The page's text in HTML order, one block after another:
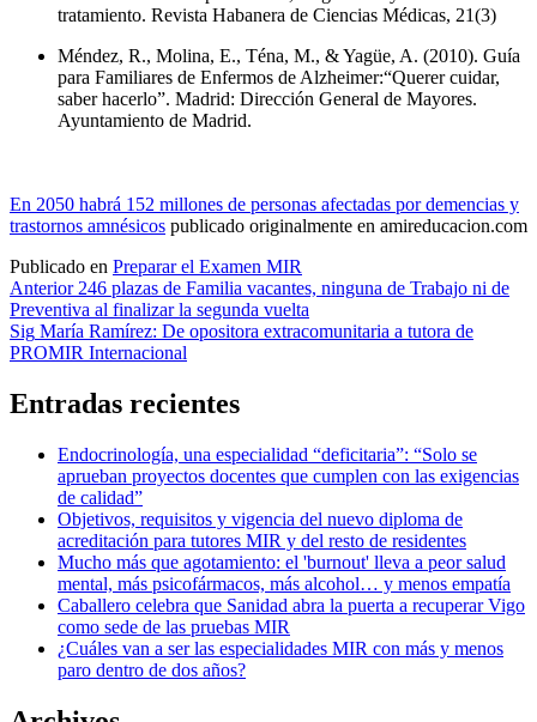
tratamiento. Revista Habanera de Ciencias Médicas, 21(3)
Méndez, R., Molina, E., Téna, M., & Yagüe, A. (2010). Guía
para Familiares de Enfermos de Alzheimer:“Querer cuidar,
saber hacerlo”. Madrid: Dirección General de Mayores.
Ayuntamiento de Madrid.
En 2050 habrá 152 millones de personas afectadas por demencias y
trastornos amnésicos publicado originalmente en amireducacion.com
Publicado en Preparar el Examen MIR
Navegación
de
entradas
Anterior 246 plazas de Familia vacantes, ninguna de Trabajo ni de
Preventiva al finalizar la segunda vuelta
Sig María Ramírez: De opositora extracomunitaria a tutora de
PROMIR Internacional
Entradas recientes
Endocrinología, una especialidad “deficitaria”: “Solo se
aprueban proyectos docentes que cumplen con las exigencias
de calidad”
Objetivos, requisitos y vigencia del nuevo diploma de
acreditación para tutores MIR y del resto de residentes
Mucho más que agotamiento: el 'burnout' lleva a peor salud
mental, más psicofármacos, más alcohol… y menos empatía
Caballero celebra que Sanidad abra la puerta a recuperar Vigo
como sede de las pruebas MIR
¿Cuáles van a ser las especialidades MIR con más y menos
paro dentro de dos años?